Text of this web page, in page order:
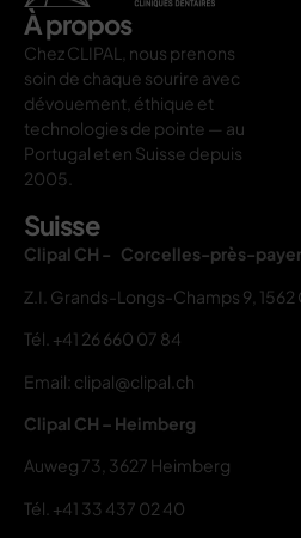
À propos
Chez CLIPAL, nous prenons
soin de chaque sourire avec
dévouement, éthique et
technologies de pointe — au
Portugal et en Suisse depuis
2005.
Suisse
Clipal CH - Corcelles-près-
Z.I. Grands-Longs-Champs 9,
Tél. +41 26 660 07 84
Email: clipal@clipal.ch
Clipal CH – Heimberg
Auweg 73, 3627 Heimberg
Tél. +41 33 437 02 40